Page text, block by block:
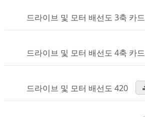
드라이브 및 모터 배선도 3축 카드
드라이브 및 모터 배선도 4축 카드
드라이브 및 모터 배선도 420